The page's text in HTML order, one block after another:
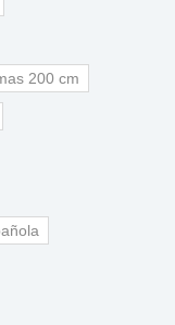
200 cm